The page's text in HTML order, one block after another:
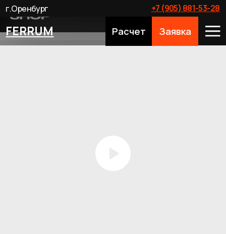
FERRUM Расчет Заявка
+7 (905) 881-53-28
г.Оренбург